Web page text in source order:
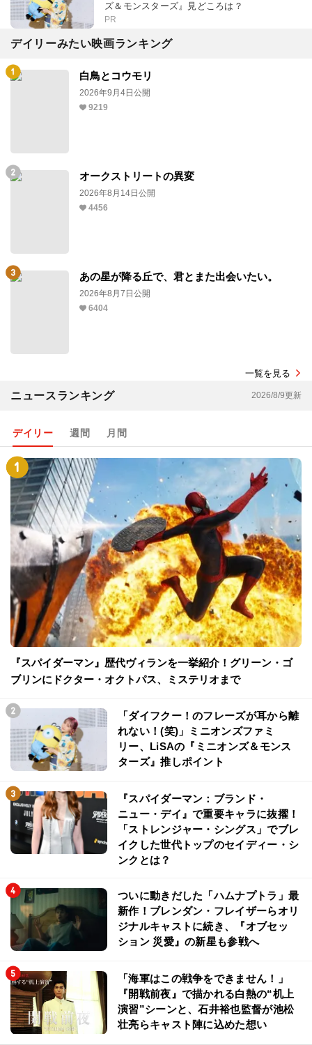
ズ＆モンスターズ』見どころは？
PR
デイリーみたい映画ランキング
白鳥とコウモリ
2026年9月4日公開
9219
オークストリートの異変
2026年8月14日公開
4456
あの星が降る丘で、君とまた出会いたい。
2026年8月7日公開
6404
一覧を見る
ニュースランキング 2026/8/9更新
デイリー 週間 月間
『スパイダーマン』歴代ヴィランを一挙紹介！グリーン・ゴ
ブリンにドクター・オクトパス、ミステリオまで
「ダイフクー！のフレーズが耳から離
れない！(笑)」ミニオンズファミ
リー、LiSAの『ミニオンズ＆モンス
ターズ』推しポイント
『スパイダーマン：ブランド・
ニュー・デイ』で重要キャラに抜擢！
「ストレンジャー・シングス」でブレ
イクした世代トップのセイディー・シ
ンクとは？
ついに動きだした「ハムナプトラ」最
新作！ブレンダン・フレイザーらオリ
ジナルキャストに続き、『オブセッ
ション 災愛』の新星も参戦へ
「海軍はこの戦争をできません！」
『開戦前夜』で描かれる白熱の“机上
演習”シーンと、石井裕也監督が池松
壮亮らキャスト陣に込めた想い